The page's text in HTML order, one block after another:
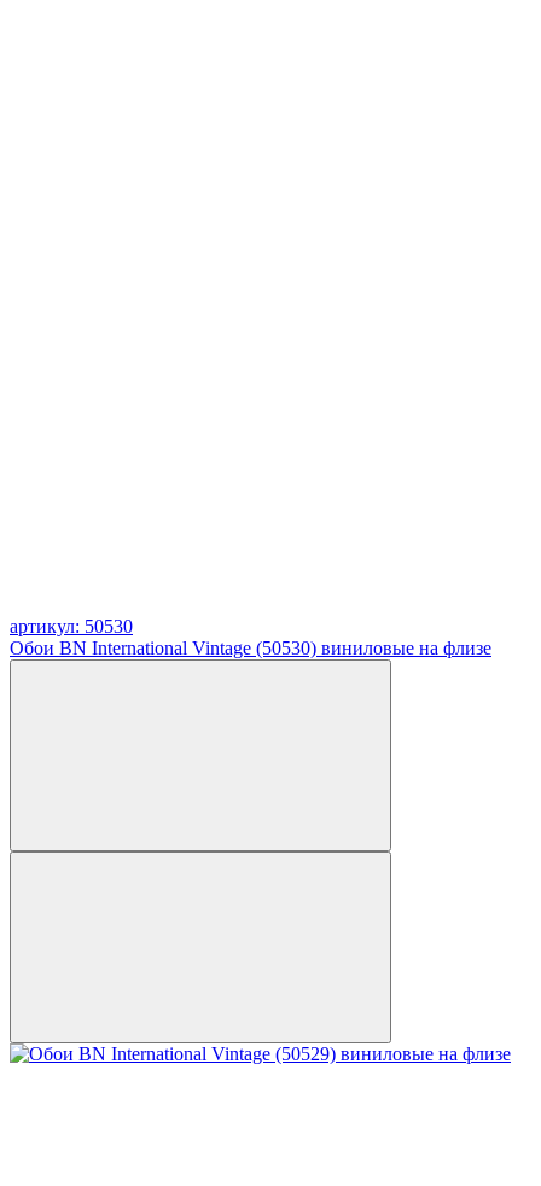
артикул: 50530
Обои BN International Vintage (50530) виниловые на флизе